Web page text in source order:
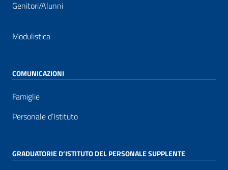
Genitori/Alunni
Modulistica
COMUNICAZIONI
Famiglie
Personale d’Istituto
GRADUATORIE D’ISTITUTO DEL PERSONALE SUPPLENTE